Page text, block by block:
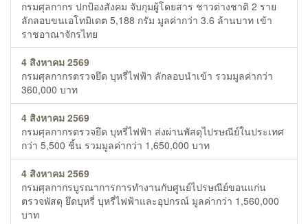
กรมศุลกากร ปกป้องสังคม จับกุมผู้โดยสาร ชาวต่างชาติ 2 ราย
ลักลอบขนเอโทมิเดต 5,188 กรัม มูลค่ากว่า 3.6 ล้านบาท เข้า
ราชอาณาจักรไทย
4 สิงหาคม 2569
กรมศุลกากรตรวจยึด บุหรี่ไฟฟ้า ลักลอบนำเข้า รวมมูลค่ากว่า
360,000 บาท
4 สิงหาคม 2569
กรมศุลกากรตรวจยึด บุหรี่ไฟฟ้า ส่งผ่านพัสดุไปรษณีย์ในประเทศ
กว่า 5,500 ชิ้น รวมมูลค่ากว่า 1,650,000 บาท
4 สิงหาคม 2569
กรมศุลกากรบูรณาการการทำงานกับศูนย์ไปรษณีย์ขอนแก่น
ตรวจพัสดุ ยึดบุหรี่ บุหรี่ไฟฟ้าและอุปกรณ์ มูลค่ากว่า 1,560,000
บาท